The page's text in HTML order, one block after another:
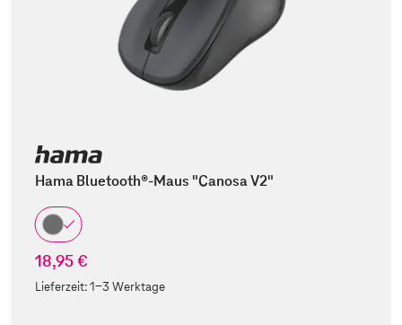
Hama Bluetooth®-Maus "Canosa V2"
18,95 €
Lieferzeit:1-3 Werktage